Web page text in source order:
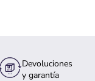
Devoluciones
y garantía